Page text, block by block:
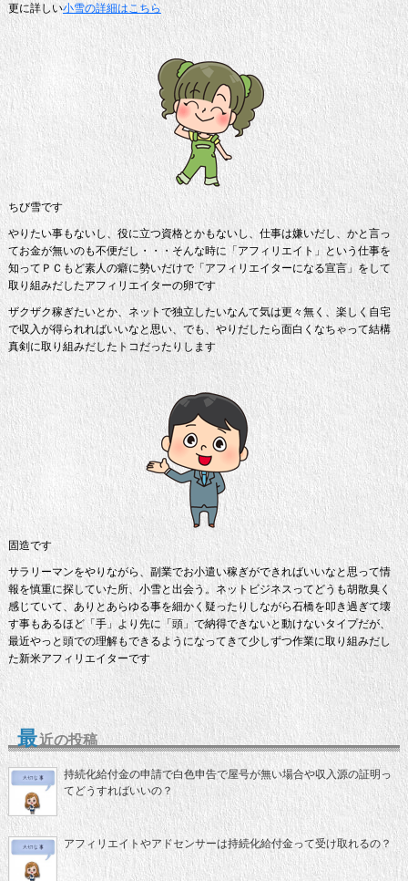
更に詳しい小雪の詳細はこちら
ちび雪です
やりたい事もないし、役に立つ資格とかもないし、仕事は嫌いだし、かと言っ
てお金が無いのも不便だし・・・そんな時に「アフィリエイト」という仕事を
知ってＰＣもど素人の癖に勢いだけで「アフィリエイターになる宣言」をして
取り組みだしたアフィリエイターの卵です
ザクザク稼ぎたいとか、ネットで独立したいなんて気は更々無く、楽しく自宅
で収入が得られればいいなと思い、でも、やりだしたら面白くなちゃって結構
真剣に取り組みだしたトコだったりします
固造です
サラリーマンをやりながら、副業でお小遣い稼ぎができればいいなと思って情
報を慎重に探していた所、小雪と出会う。ネットビジネスってどうも胡散臭く
感じていて、ありとあらゆる事を細かく疑ったりしながら石橋を叩き過ぎて壊
す事もあるほど「手」より先に「頭」で納得できないと動けないタイプだが、
最近やっと頭での理解もできるようになってきて少しずつ作業に取り組みだし
た新米アフィリエイターです
最近の投稿
持続化給付金の申請で白色申告で屋号が無い場合や収入源の証明っ
てどうすればいいの？
アフィリエイトやアドセンサーは持続化給付金って受け取れるの？